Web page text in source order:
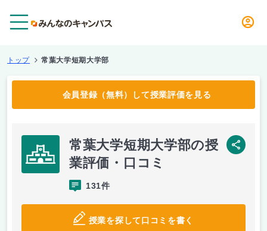
トップ 常葉大学短期大学部
会員登録（無料）して授業評価を見る
常葉大学短期大学部の授
業評価・口コミ
131件
授業を探して口コミを書く
SNS